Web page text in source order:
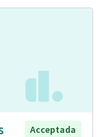
Acceptada